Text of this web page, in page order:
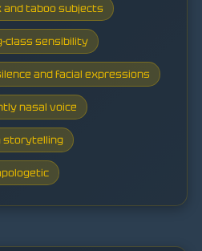
and taboo subjects
class sensibility
and facial expressions
nasal voice
storytelling